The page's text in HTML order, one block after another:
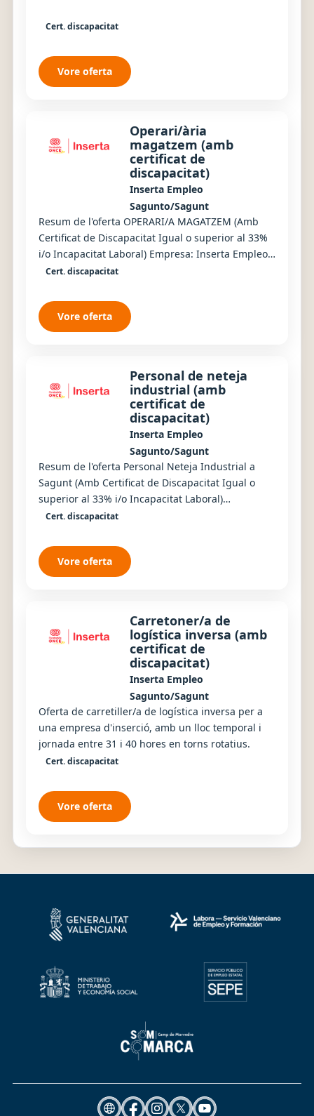
Cert. discapacitat
Vore oferta
Operari/ària
magatzem (amb
certificat de
discapacitat)
Inserta Empleo
Sagunto/Sagunt
Resum de l'oferta OPERARI/A MAGATZEM (Amb
Certificat de Discapacitat Igual o superior al 33%
i/o Incapacitat Laboral) Empresa: Inserta Empleo
Nombre de llocs: 1 Tipus de contracte: Tempor...
Cert. discapacitat
Vore oferta
Personal de neteja
industrial (amb
certificat de
discapacitat)
Inserta Empleo
Sagunto/Sagunt
Resum de l'oferta Personal Neteja Industrial a
Sagunt (Amb Certificat de Discapacitat Igual o
superior al 33% i/o Incapacitat Laboral)
IMPRESCINDIBLE ESTAR EN POSSESSIÓ DE
Cert. discapacitat
Vore oferta
Carretoner/a de
logística inversa (amb
certificat de
discapacitat)
Inserta Empleo
Sagunto/Sagunt
Oferta de carretiller/a de logística inversa per a
una empresa d'inserció, amb un lloc temporal i
jornada entre 31 i 40 hores en torns rotatius.
Cert. discapacitat
Vore oferta